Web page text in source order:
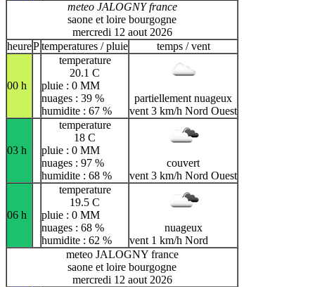
meteo JALOGNY france
saone et loire bourgogne
mercredi 12 aout 2026
heurePtemperatures / pluie temps / vent
00 h
temperature
20.1 C
pluie : 0 MM
nuages : 39 %
humidite : 67 %
partiellement nuageux
vent 3 km/h Nord Ouest
03 h
temperature
18 C
pluie : 0 MM
nuages : 97 %
humidite : 68 %
couvert
vent 3 km/h Nord Ouest
06 h
temperature
19.5 C
pluie : 0 MM
nuages : 68 %
humidite : 62 %
nuageux
vent 1 km/h Nord
meteo JALOGNY france
saone et loire bourgogne
mercredi 12 aout 2026